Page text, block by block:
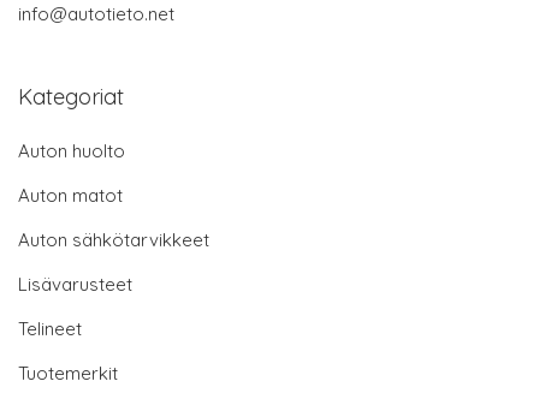
info@autotieto.net
Kategoriat
Auton huolto
Auton matot
Auton sähkötarvikkeet
Lisävarusteet
Telineet
Tuotemerkit